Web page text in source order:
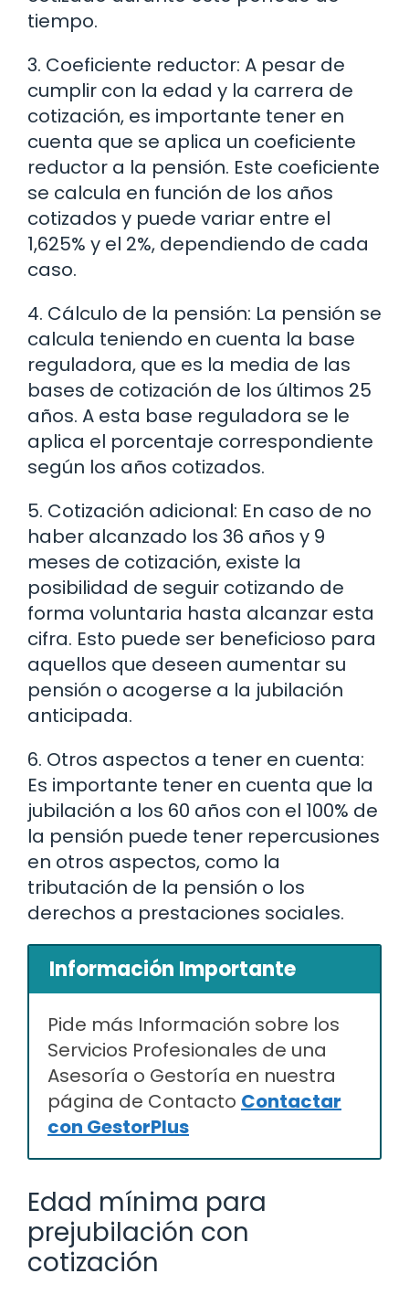
tiempo.
3. Coeficiente reductor: A pesar de
cumplir con la edad y la carrera de
cotización, es importante tener en
cuenta que se aplica un coeficiente
reductor a la pensión. Este coeficiente
se calcula en función de los años
cotizados y puede variar entre el
1,625% y el 2%, dependiendo de cada
caso.
4. Cálculo de la pensión: La pensión se
calcula teniendo en cuenta la base
reguladora, que es la media de las
bases de cotización de los últimos 25
años. A esta base reguladora se le
aplica el porcentaje correspondiente
según los años cotizados.
5. Cotización adicional: En caso de no
haber alcanzado los 36 años y 9
meses de cotización, existe la
posibilidad de seguir cotizando de
forma voluntaria hasta alcanzar esta
cifra. Esto puede ser beneficioso para
aquellos que deseen aumentar su
pensión o acogerse a la jubilación
anticipada.
6. Otros aspectos a tener en cuenta:
Es importante tener en cuenta que la
jubilación a los 60 años con el 100% de
la pensión puede tener repercusiones
en otros aspectos, como la
tributación de la pensión o los
derechos a prestaciones sociales.
Información Importante
Pide más Información sobre los
Servicios Profesionales de una
Asesoría o Gestoría en nuestra
página de Contacto Contactar
con GestorPlus
Edad mínima para
prejubilación con
cotización